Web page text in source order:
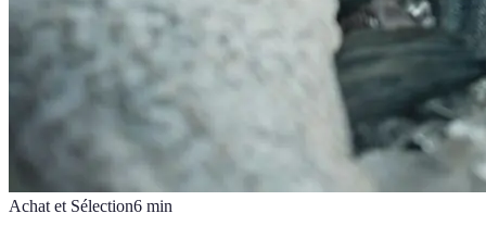
Achat et Sélection6 min